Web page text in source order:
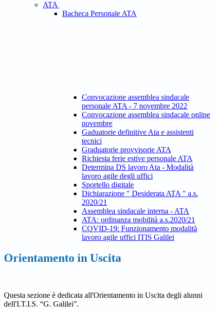
ATA
Bacheca Personale ATA
Convocazione assemblea sindacale
personale ATA - 7 novembre 2022
Convocazione assemblea sindacale online
novembre
Gaduatorie definitive Ata e assistenti
tecnici
Graduatorie provvisorie ATA
Richiesta ferie estive personale ATA
Determina DS lavoro Ata - Modalità
lavoro agile degli uffici
Sportello digitale
Dichiarazione " Desiderata ATA " a.s.
2020/21
Assemblea sindacale interna - ATA
ATA: ordinanza mobilità a.s.2020/21
COVID-19: Funzionamento modalità
lavoro agile uffici ITIS Galilei
Orientamento in Uscita
Questa sezione è dedicata all'Orientamento in Uscita degli alunni
dell'I.T.I.S. “G. Galilei”.